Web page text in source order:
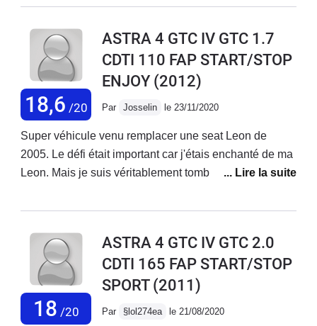
problème mécanique à part le changement des
je devait lui trouver deux défauts je dirait le poids et les
angles morts.
18,6 /20
ASTRA 4 GTC IV GTC 1.7
CDTI 110 FAP START/STOP
ENJOY (2012)
Par Josselin le 23/11/2020
Super véhicule venu remplacer une seat Leon de
2005. Le défi était important car j'étais enchanté de ma
Leon. Mais je suis véritablement tombé sous le charme
très bonne. Elle n'a rien a envié à une audi A3 d'année
déjà...Seul hic, c'est peut être bien la fragilité de sa
peinture.Etant commercial, avec une Clio 4 la semaine,
c'était toujours un régal de la retrouver le vendredi soir
pour 2 jours.
18 /20
ASTRA 4 GTC IV GTC 2.0
CDTI 165 FAP START/STOP
SPORT(2011)
Par §lol274ea le 21/08/2020